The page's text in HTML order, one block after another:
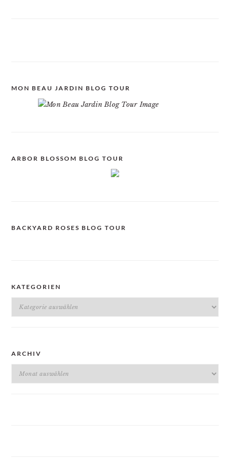
MON BEAU JARDIN BLOG TOUR
ARBOR BLOSSOM BLOG TOUR
BACKYARD ROSES BLOG TOUR
KATEGORIEN
Kategorien
ARCHIV
Archiv